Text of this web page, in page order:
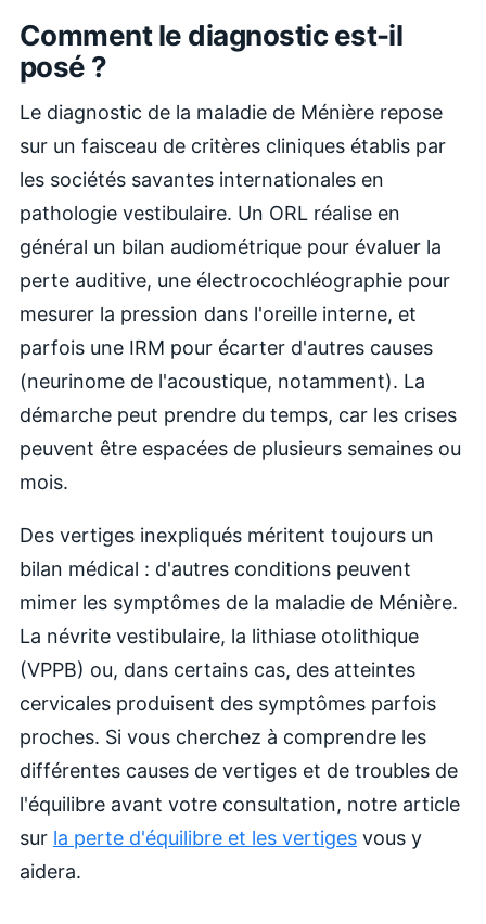
Comment le diagnostic est-il
posé ?
Le diagnostic de la maladie de Ménière repose
sur un faisceau de critères cliniques établis par
les sociétés savantes internationales en
pathologie vestibulaire. Un ORL réalise en
général un bilan audiométrique pour évaluer la
perte auditive, une électrocochléographie pour
mesurer la pression dans l'oreille interne, et
parfois une IRM pour écarter d'autres causes
(neurinome de l'acoustique, notamment). La
démarche peut prendre du temps, car les crises
peuvent être espacées de plusieurs semaines ou
mois.
Des vertiges inexpliqués méritent toujours un
bilan médical : d'autres conditions peuvent
mimer les symptômes de la maladie de Ménière.
La névrite vestibulaire, la lithiase otolithique
(VPPB) ou, dans certains cas, des atteintes
cervicales produisent des symptômes parfois
proches. Si vous cherchez à comprendre les
différentes causes de vertiges et de troubles de
l'équilibre avant votre consultation, notre article
sur la perte d'équilibre et les vertiges vous y
aidera.